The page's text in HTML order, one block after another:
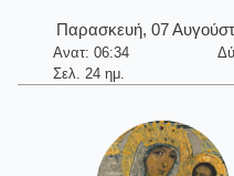
Παρασκευή, 07
Ανατ: 06:34
Σελ. 24 ημ.